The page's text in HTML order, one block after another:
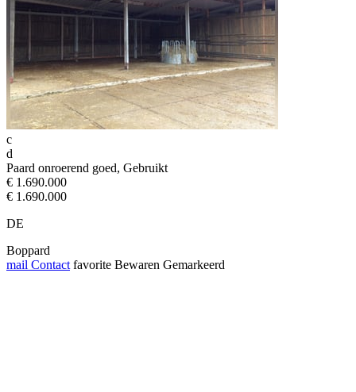
c
d
Paard onroerend goed, Gebruikt
€ 1.690.000
€ 1.690.000
DE
Boppard
mail Contact favorite Bewaren Gemarkeerd